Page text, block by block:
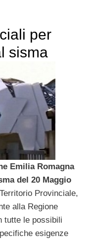
per
sisma
Emilia Romagna
del 20 Maggio
Provinciale,
alla Regione
tutte le possibili
esigenze